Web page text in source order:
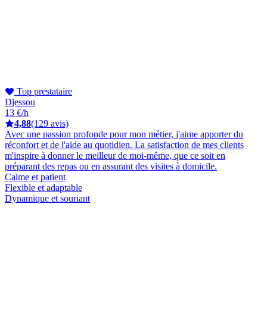
Top prestataire
Djessou
13 €/h
4,88(129 avis)
Avec une passion profonde pour mon métier, j'aime apporter du
réconfort et de l'aide au quotidien. La satisfaction de mes clients
m'inspire à donner le meilleur de moi-même, que ce soit en
préparant des repas ou en assurant des visites à domicile.
Calme et patient
Flexible et adaptable
Dynamique et souriant